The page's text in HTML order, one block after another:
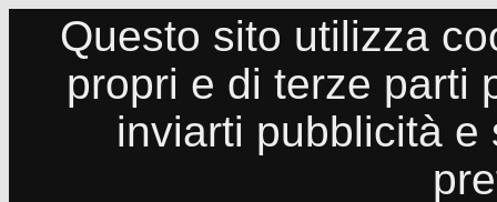
Questo sito utilizza
propri e di terze parti
inviarti pubblicità